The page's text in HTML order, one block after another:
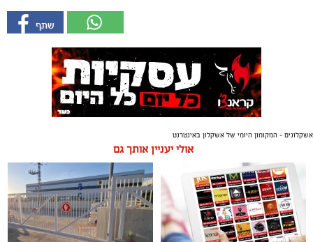
אשקלונים - המקומון היומי של אשקלון באינטרנט
אולי יעניין אותך גם